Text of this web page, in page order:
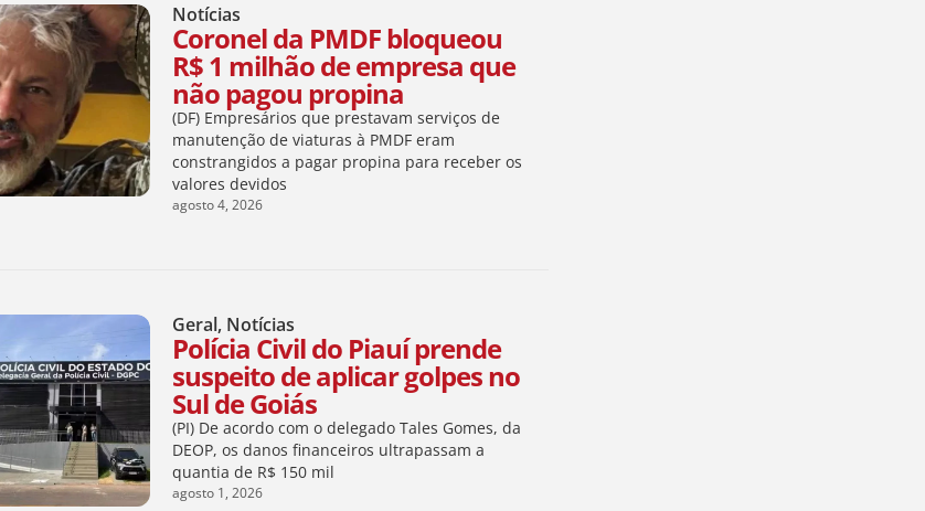
Notícias
Coronel da PMDF bloqueou
R$ 1 milhão de empresa que
não pagou propina
(DF) Empresários que prestavam serviços de
manutenção de viaturas à PMDF eram
constrangidos a pagar propina para receber os
valores devidos
agosto 4, 2026
Geral, Notícias
Polícia Civil do Piauí prende
suspeito de aplicar golpes no
Sul de Goiás
(PI) De acordo com o delegado Tales Gomes, da
DEOP, os danos financeiros ultrapassam a
quantia de R$ 150 mil
agosto 1, 2026